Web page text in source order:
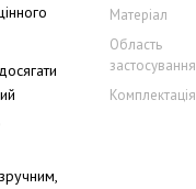
Матеріал
Область
застосування
Комплектація